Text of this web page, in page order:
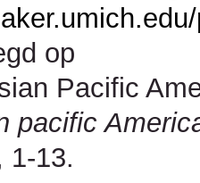
op
Pacific
pacific
1-13.